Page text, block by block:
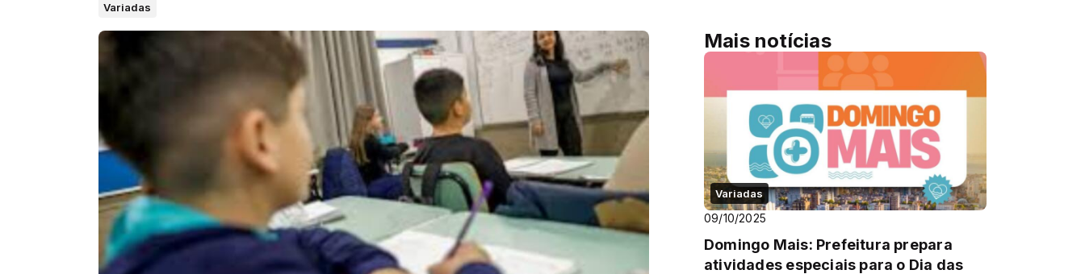
Variadas
Mais notícias
Variadas
09/10/2025
Domingo Mais: Prefeitura prepara
atividades especiais para o Dia das